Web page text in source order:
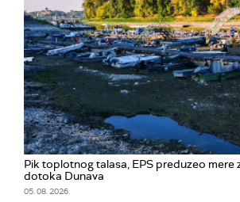
Pik toplotnog talasa, EPS preduzeo mere
dotoka Dunava
05. 08. 2026.